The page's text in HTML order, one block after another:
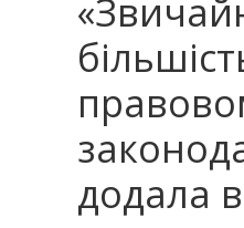
додала